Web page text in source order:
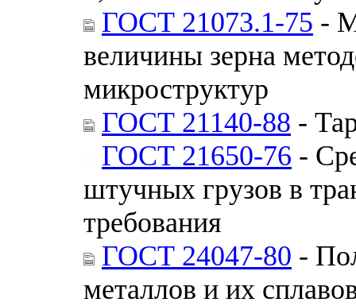
ГОСТ 21073.1-75 -
величины зерна
микроструктур
ГОСТ 21140-88 -
ГОСТ 21650-76 -
штучных грузов в
требования
ГОСТ 24047-80 -
металлов и их